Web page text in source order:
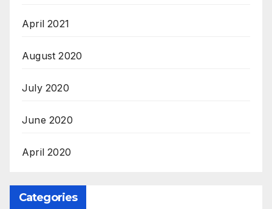
April 2021
August 2020
July 2020
June 2020
April 2020
Categories